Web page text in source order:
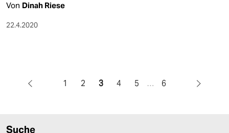
Von Dinah Riese
22.4.2020
1 2 3 4 5 … 6
Suche